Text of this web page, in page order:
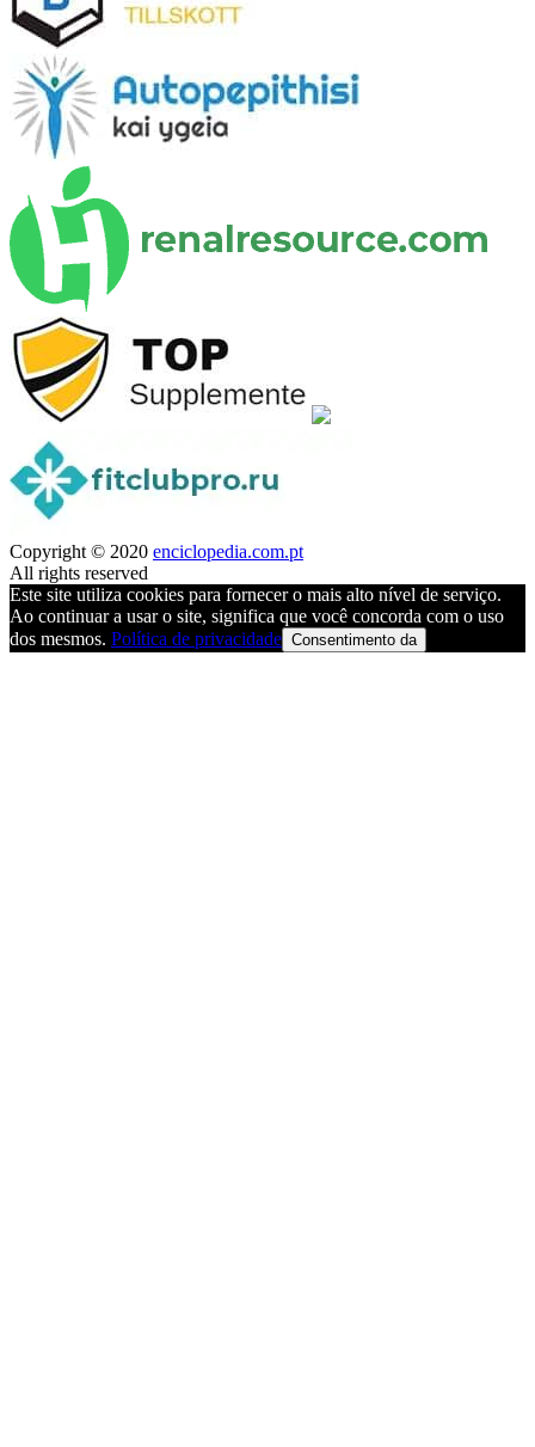
Copyright © 2020 enciclopedia.com.pt
All rights reserved
Este site utiliza cookies para fornecer o mais alto nível de serviço.
Ao continuar a usar o site, significa que você concorda com o uso
dos mesmos. Política de privacidade Consentimento da